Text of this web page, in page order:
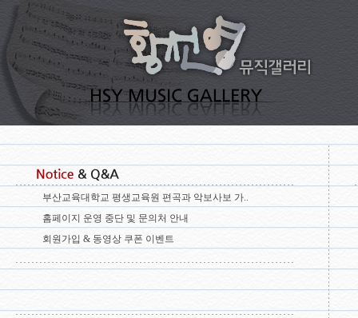
부산교육대학교 평생교육원 편곡과 악보사보 가..
홈페이지 운영 중단 및 문의처 안내
회원가입 & 동영상 쿠폰 이벤트